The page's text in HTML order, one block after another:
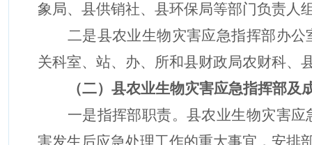
象局、 县供销社、 县环保局等部门负责人
二是县农业生物灾害应急指挥部办公
关科室、站、 办、所和县财政局农财科、
（二） 县农业生物灾害应急指挥部及
一是指挥部职责。县农业生物灾害应
害发生后应急处理工作的重大事宜，安排